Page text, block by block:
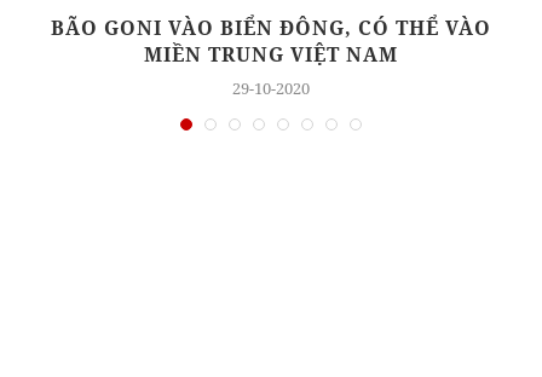
BÃO GONI VÀO BIỂN ĐÔNG, CÓ THỂ VÀO
MIỀN TRUNG VIỆT NAM
29-10-2020